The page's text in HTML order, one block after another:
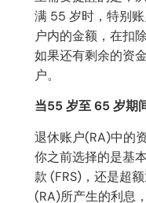
满 55 岁时，特别
户内的金额，在扣
如果还有剩余的资
户。
当55 岁至 65 岁期
退休账户(RA)中的
你之前选择的是基
款 (FRS)，还是超
(RA)所产生的利息